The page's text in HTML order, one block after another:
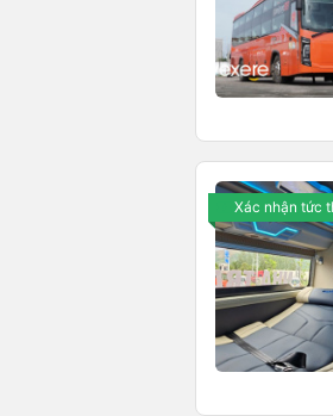
Xác nhận tức